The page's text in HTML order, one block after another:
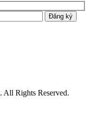
. All Rights Reserved.